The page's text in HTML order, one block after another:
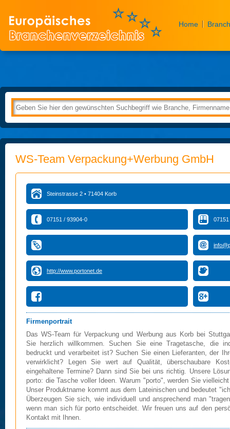
Home
WS-Team Verpackung+Werbung GmbH
Steinstrasse 2 • 71404 Korb
07151 / 93904-0 07151
http://www.portonet.de
Firmenportrait
Das WS-Team für Verpackung und Werbung aus Korb bei
Sie herzlich willkommen. Suchen Sie eine Tragetasche, die
bedruckt und verarbeitet ist? Suchen Sie einen Lieferanten, der
verwirklicht? Legen Sie wert auf Qualität, überschaubare
eingehaltene Termine? Dann sind Sie bei uns richtig. Unsere
porto: die Tasche voller Ideen. Warum "porto", werden Sie
Unser Produktname kommt aus dem Lateinischen und bedeutet
Überzeugen Sie sich, wie individuell und ansprechend man
wenn man sich für porto entscheidet. Wir freuen uns auf den
Kontakt mit Ihnen.